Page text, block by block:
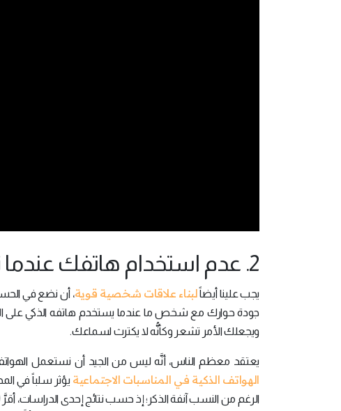
2. عدم استخدام هاتفك عندما تكون مع أشخاص آخرين:
يجب علينا أيضاًلبناء علاقات شخصية قوية، أن نضع في
جودة حوارك مع شخص ما عندما يستخدم هاتفه الذكي على
ويجعلك الأمر تشعر وكأنُّه لا يكترث لسماعك.
يعتقد معظم الناس، أنَّه ليس من الجيد أن نستعمل الهواتف الذكية
الهواتف الذكية في المناسبات الاجتماعية يؤثر سلباً في